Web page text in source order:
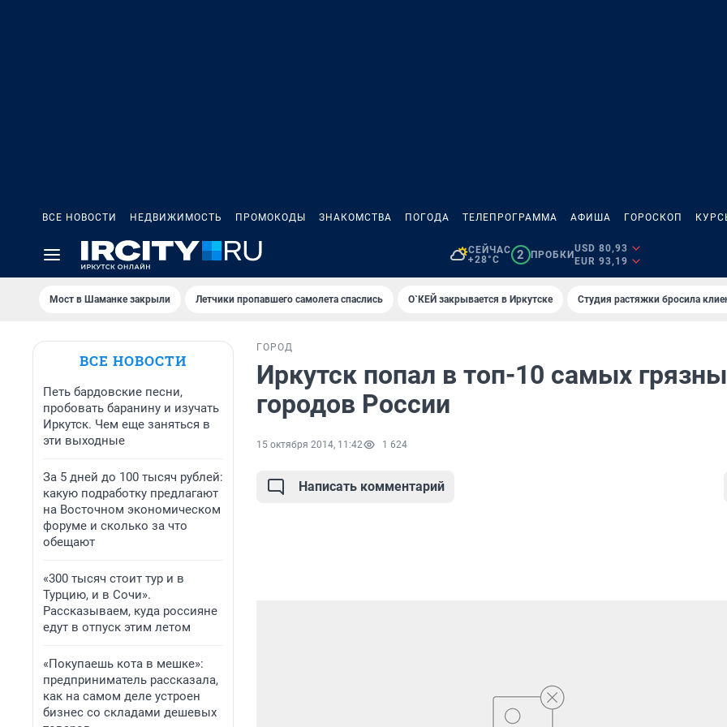
ВСЕ НОВОСТИ НЕДВИЖИМОСТЬ ПРОМОКОДЫ ЗНАКОМСТВА ПОГОДА ТЕЛЕПРОГРАММА АФИША ГОРОСКОП
СЕЙЧАС
+28°C
2 ПРОБКИ
USD 80,93
EUR 93,19
Мост в Шаманке закрыли Летчики пропавшего самолета спаслись О`КЕЙ закрывается в Иркутске Студия растяжки бросила
ВСЕ НОВОСТИ
Петь бардовские песни,
пробовать баранину и изучать
Иркутск. Чем еще заняться в
эти выходные
За 5 дней до 100 тысяч рублей:
какую подработку предлагают
на Восточном экономическом
форуме и сколько за что
обещают
«300 тысяч стоит тур и в
Турцию, и в Сочи».
Рассказываем, куда россияне
едут в отпуск этим летом
«Покупаешь кота в мешке»:
предприниматель рассказала,
как на самом деле устроен
бизнес со складами дешевых
ГОРОД
Иркутск попал в топ-10 самых
городов России
15 октября 2014, 11:42 1 624
Написать комментарий